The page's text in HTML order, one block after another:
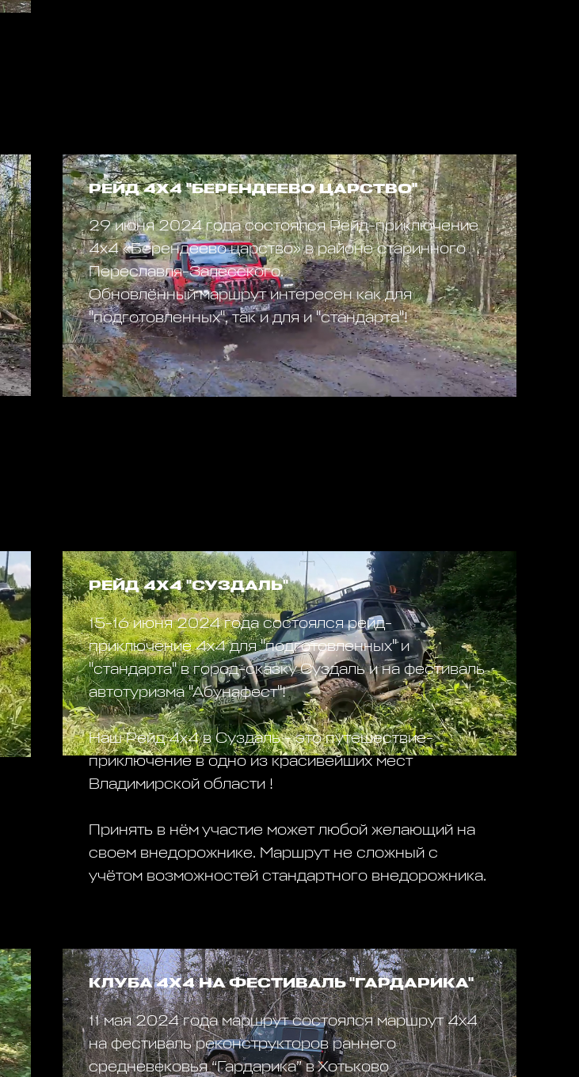
РЕЙД 4Х4 "БЕРЕНДЕЕВО ЦАРСТВО"
29 июня 2024 года состоялся Рейд-приключение
4х4 «Берендеево царство» в районе старинного
Переславля-Залесского.
Обновлённый маршрут интересен как для
"подготовленных", так и для и "стандарта"!
РЕЙД 4Х4 "СУЗДАЛЬ"
15-16 июня 2024 года состоялся рейд-
приключение 4х4 для "подготовленных" и
"стандарта" в город-сказку Суздаль и на фестиваль
автотуризма "Абунафест"!
Наш Рейд 4х4 в Суздаль - это путешествие-
приключение в одно из красивейших мест
Владимирской области !
Принять в нём участие может любой желающий на
своем внедорожнике. Маршрут не сложный с
учётом возможностей стандартного внедорожника.
КЛУБА 4Х4 НА ФЕСТИВАЛЬ "ГАРДАРИКА"
11 мая 2024 года маршрут состоялся маршрут 4х4
на фестиваль реконструкторов раннего
средневековья “Гардарика” в Хотьково